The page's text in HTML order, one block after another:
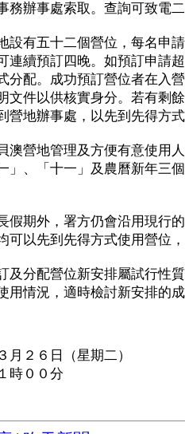
務辦事處索取。查詢可致電
有五十二個營位，每名申請
連續預訂四晚。如預訂申請
分配。成功預訂營位者在入
文件以供核實身分。若有剩
營地辦事處，以先到先得方
營地管理及方便有意使用人
」、「十一」及農曆新年三
期外，署方仍會沿用現行的
可以先到先得方式使用營位
分配營位新安排屬試行性質
用情況，適時檢討新安排的
月２６日（星期二）
時００分